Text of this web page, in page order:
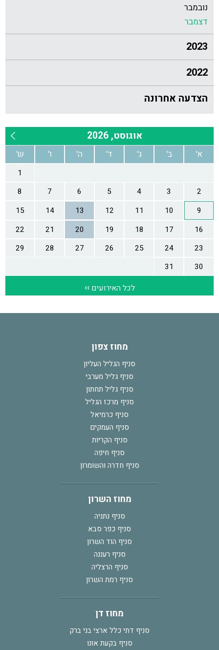
נובמבר
דצמבר
2023
2022
הצדעה אחרונה
מחוז צפון
סניף הגליל העליון
סניף גליל מערבי
סניף גליל תחתון
סניף מרכז הגליל
סניף כרמיאל
סניף העמקים
סניף הקריות
סניף חיפה
סניף חדרה והשומרון
מחוז השרון
סניף נתניה
סניף כפר סבא
סניף הוד השרון
סניף רעננה
סניף הרצליה
סניף רמת השרון
מחוז דן
סניף דתי כלל ארצי בני ברק
סניף בקעת אונו